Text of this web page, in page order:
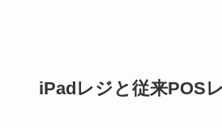
iPadレジと従来POS